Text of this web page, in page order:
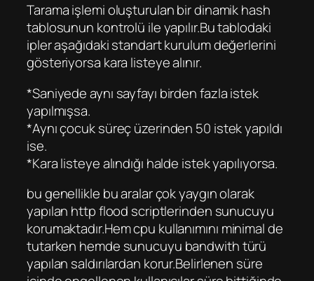
Tarama işlemi oluşturulan bir dinamik hash
tablosunun kontrolü ile yapılır.Bu tablodaki
ipler aşağıdaki standart kurulum değerlerini
gösteriyorsa kara listeye alınır.
*Saniyede aynı sayfayı birden fazla istek
yapılmışsa.
*Aynı çocuk süreç üzerinden 50 istek yapıldı
ise.
*Kara listeye alındığı halde istek yapılıyorsa.
bu genellikle bu aralar çok yaygın olarak
yapılan http flood scriptlerinden sunucuyu
korumaktadır.Hem cpu kullanımını minimal de
tutarken hemde sunucuyu bandwith türü
yapılan saldırılardan korur.Belirlenen süre